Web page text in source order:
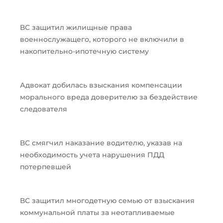
ВС защитил жилищные права
военнослужащего, которого не включили в
накопительно-ипотечную систему
Адвокат добилась взыскания компенсации
морального вреда доверителю за бездействие
следователя
ВС смягчил наказание водителю, указав на
необходимость учета нарушения ПДД
потерпевшей
ВС защитил многодетную семью от взыскания
коммунальной платы за неотапливаемые